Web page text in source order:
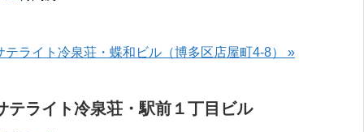
テライト冷泉荘・蝶和ビル（博多区店屋町4-8） »
テライト冷泉荘・駅前１丁目ビル